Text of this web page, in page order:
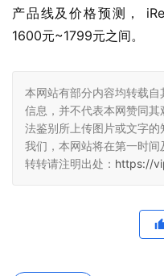
产品线及价格预测，
1600元~1799元之间。
本网站有部分内容均转载
信息，并不代表本网赞同
法鉴别所上传图片或文字
我们，本网站将在第一时间
转转请注明出处： https://